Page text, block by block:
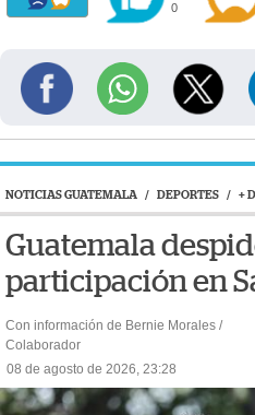
0
NOTICIAS GUATEMALA / DEPORTES / +
Guatemala
participación en
Con información de Bernie Morales /
Colaborador
08 de agosto de 2026, 23:28